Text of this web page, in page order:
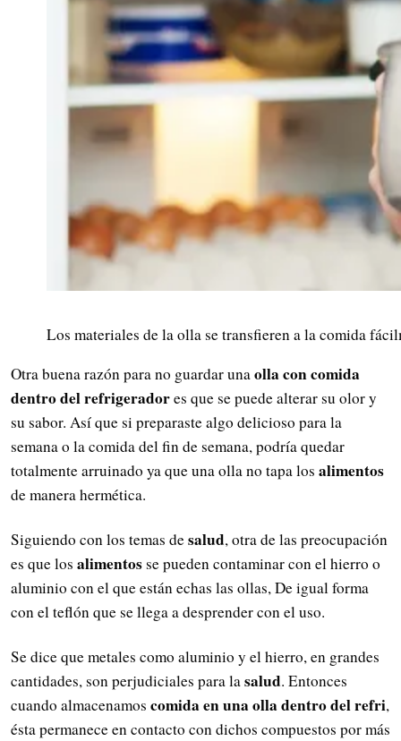
Los materiales de la olla se transfieren a la comida
Otra buena razón para no guardar unaolla con comida
dentro delrefrigeradores que se puede alterar su olor y
su sabor. Así que si preparaste algo delicioso para la
semana o la comida del fin de semana, podría quedar
totalmente arruinado ya que una olla no tapa los alimentos
de manera hermética.
Siguiendo con los temas desalud, otra de las preocupación
es que los alimentosse pueden contaminar con el hierro o
aluminio con el que están echas las ollas, De igual forma
con el teflón que se llega a desprender con el uso.
Se dice que metales como aluminio y el hierro, en grandes
cantidades, son perjudiciales para lasalud. Entonces
cuando almacenamos comida en una olla dentro delrefri,
ésta permanece en contacto con dichos compuestos por más